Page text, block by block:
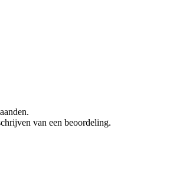
van een beoordeling.